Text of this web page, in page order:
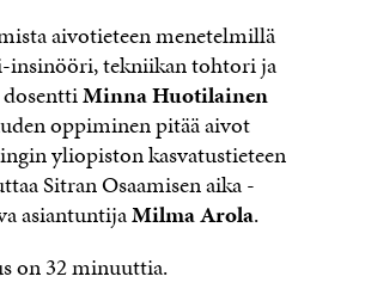
aivotieteen menetelmillä
tekniikan tohtori ja
Minna Huotilainen
oppiminen pitää aivot
yliopiston kasvatustieteen
Sitran Osaamisen aika -
asiantuntijaMilma Arola.
on 32 minuuttia.